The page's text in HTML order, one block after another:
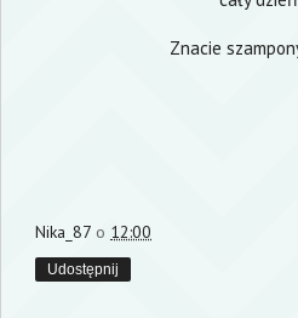
Znacie
Nika_87 o 12:00
Udostępnij